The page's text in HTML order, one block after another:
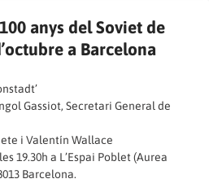
anys del Soviet de
a Barcelona
Gassiot, Secretari General de
i Valentín Wallace
19.30h a L’Espai Poblet (Aurea
Barcelona.